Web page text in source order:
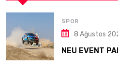
SPOR
8 Ağustos
NEU EVENT